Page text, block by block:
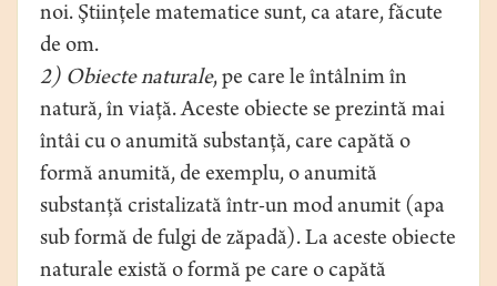
noi. Ştiinţele matematice sunt, ca atare, făcute
de om.
2) Obiecte naturale, pe care le întâlnim în
natură, în viaţă. Aceste obiecte se prezintă mai
întâi cu o anumită substanţă, care capătă o
formă anumită, de exemplu, o anumită
substanţă cristalizată într-un mod anumit (apa
sub formă de fulgi de zăpadă). La aceste obiecte
naturale există o formă pe care o capătă